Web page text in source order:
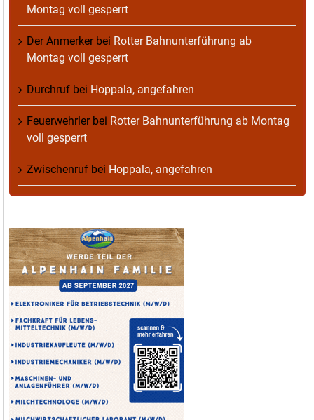
Montag voll gesperrt
Der Anmerkerbei Rotter Bahnunterführung ab
Montag voll gesperrt
Durchruf bei Hoppala, angefahren
Feuerwehrlerbei Rotter Bahnunterführung ab Montag
voll gesperrt
Zwischenruf bei Hoppala, angefahren